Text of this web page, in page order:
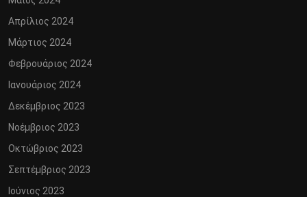
Απρίλιος 2024
Μάρτιος 2024
Φεβρουάριος 2024
Ιανουάριος 2024
Δεκέμβριος 2023
Νοέμβριος 2023
Οκτώβριος 2023
Σεπτέμβριος 2023
Ιούνιος 2023